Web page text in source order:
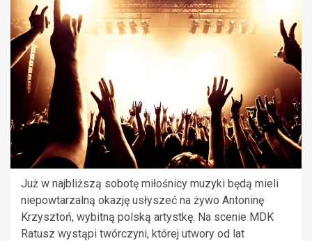
Już w najbliższą sobotę miłośnicy muzyki będą mieli
niepowtarzalną okazję usłyszeć na żywo Antoninę
Krzysztoń, wybitną polską artystkę. Na scenie MDK
Ratusz wystąpi twórczyni, której utwory od lat